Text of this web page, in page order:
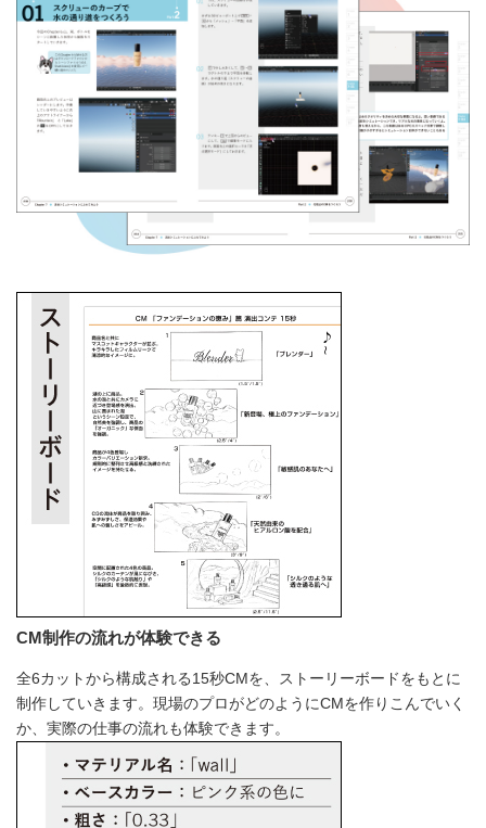
CM制作の流れが体験できる
全6カットから構成される15秒CMを、ストーリーボードをもとに
制作していきます。現場のプロがどのようにCMを作りこんでいく
か、実際の仕事の流れも体験できます。